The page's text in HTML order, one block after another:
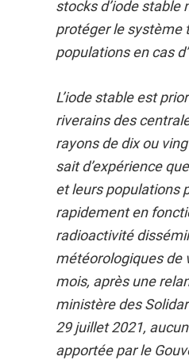
stocks d’iode stable
protéger le système
populations en cas
L’iode stable est
riverains des
rayons de dix ou
sait d’expérience
et leurs populations
rapidement en
radioactivité
météorologiques de
mois, après une
ministère des
29 juillet 2021,
apportée par le